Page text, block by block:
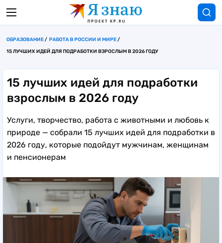
ОБРАЗОВАНИЕ
РАБОТА В РОССИИ И МИРЕ
15 ЛУЧШИХ ИДЕЙ ДЛЯ ПОДРАБОТКИ ВЗРОСЛЫМ В 2026 ГОДУ
15 лучших идей для подработки
взрослым в 2026 году
Услуги, творчество, работа с животными и любовь к
природе — собрали 15 лучших идей для подработки в
2026 году, которые подойдут мужчинам, женщинам
и пенсионерам